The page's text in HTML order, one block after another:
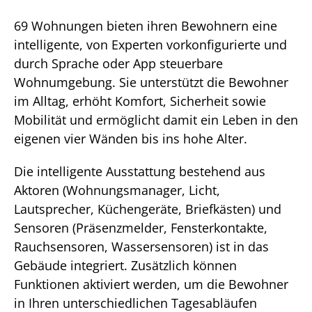
69 Wohnungen bieten ihren Bewohnern eine
intelligente, von Experten vorkonfigurierte und
durch Sprache oder App steuerbare
Wohnumgebung. Sie unterstützt die Bewohner
im Alltag, erhöht Komfort, Sicherheit sowie
Mobilität und ermöglicht damit ein Leben in den
eigenen vier Wänden bis ins hohe Alter.
Die intelligente Ausstattung bestehend aus
Aktoren (Wohnungsmanager, Licht,
Lautsprecher, Küchengeräte, Briefkästen) und
Sensoren (Präsenzmelder, Fensterkontakte,
Rauchsensoren, Wassersensoren) ist in das
Gebäude integriert. Zusätzlich können
Funktionen aktiviert werden, um die Bewohner
in Ihren unterschiedlichen Tagesabläufen